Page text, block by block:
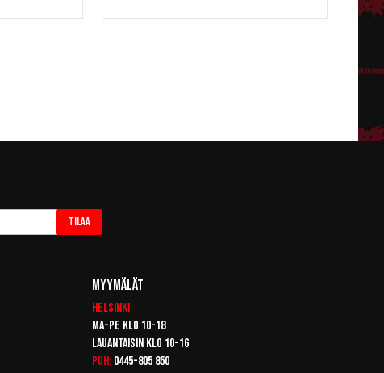
Tilaa
Myymälät
Helsinki
Ma-pe klo 10-18
Lauantaisin klo 10-16
Puh: 0445-805 850